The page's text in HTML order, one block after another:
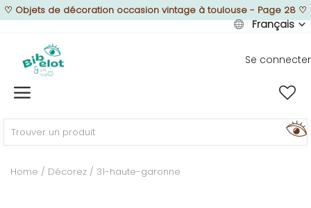
♡ Objets de décoration occasion vintage à toulouse - Page 28 ♡
Français
Se connecter
Home
MEUBLEZ
Home Décorez 31-haute-garonne